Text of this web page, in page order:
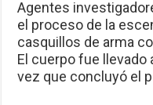
Agentes
el proceso de la
casquillos de arma
El cuerpo fue llevado
vez que concluyó el